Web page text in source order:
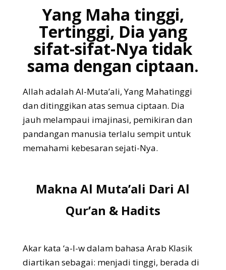
Yang Maha tinggi,
Tertinggi, Dia yang
sifat-sifat-Nya tidak
sama dengan ciptaan.
Allah adalah Al-Muta’ali, Yang Mahatinggi
dan ditinggikan atas semua ciptaan. Dia
jauh melampaui imajinasi, pemikiran dan
pandangan manusia terlalu sempit untuk
memahami kebesaran sejati-Nya.
Makna Al Muta’ali Dari Al
Qur’an & Hadits
Akar kata ‘a-l-w dalam bahasa Arab Klasik
diartikan sebagai: menjadi tinggi, berada di